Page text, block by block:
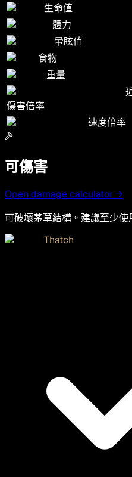
生命值
體力
暈眩值
食物
重量
傷害倍率
速度倍率
可傷害
Open damage calculator →
可破壞茅草結構。建議至少使
Thatch